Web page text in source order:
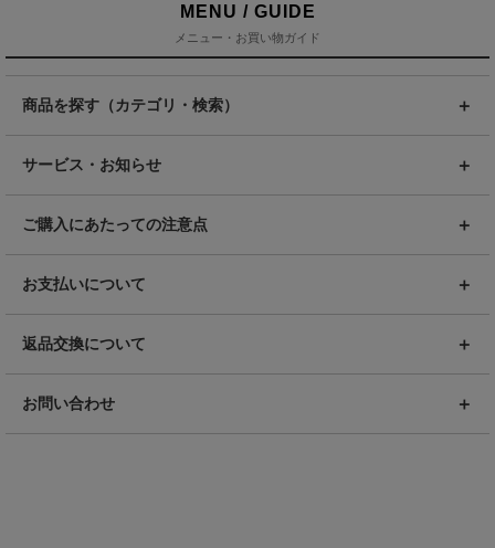
MENU / GUIDE
メニュー・お買い物ガイド
商品を探す（カテゴリ・検索）
サービス・お知らせ
ご購入にあたっての注意点
お支払いについて
返品交換について
お問い合わせ